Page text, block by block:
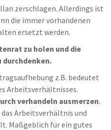
zerschlagen. Allerdings ist
die immer vorhandenen
ersetzt werden.
zu holen und die
durchdenken.
z.B. bedeutet
Arbeitsverhältnisses.
verhandeln ausmerzen.
Arbeitsverhältnis und
Maßgeblich für ein gutes